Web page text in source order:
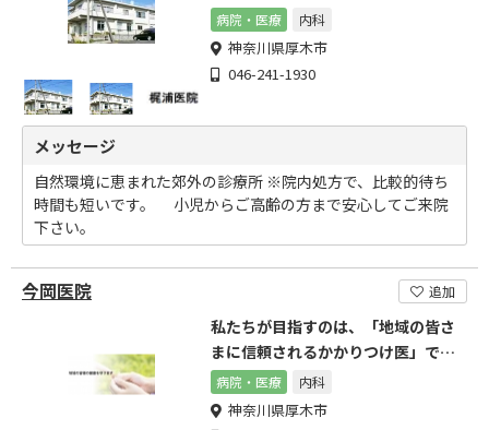
病院・医療 内科
神奈川県厚木市
046-241-1930
メッセージ
自然環境に恵まれた郊外の診療所 ※院内処方で、比較的待ち
時間も短いです。 小児からご高齢の方まで安心してご来院
下さい。
今岡医院 追加
私たちが目指すのは、「地域の皆さ
まに信頼されるかかりつけ医」で
す。
病院・医療 内科
神奈川県厚木市